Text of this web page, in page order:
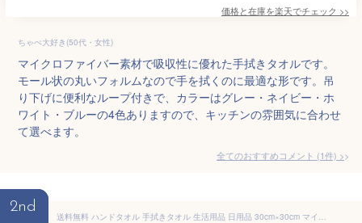
価格と在庫を楽天でチェック >>
ちゃぺ大好き(50代・女性)
マイクロファイバー素材で吸収性に優れた手拭きタオルです。
モール状の丸いフォルムなので手を拭くのに最適な形です。吊
り下げに便利なループ付きで、カラーはグレー・ネイビー・ホ
ワイト・ブルーの4色ありますので、キッチンの雰囲気に合わせ
て選べます。
全てのおすすめコメント (1件) >
2nd
送料無料 ハンドタオル 手拭きタオル 生活用品 日用品 30cm×30cm マイクロファイバー シンプル 無地 タオルハンカチ ミニタオル 正方形 キッチン 洗面所 ギフト 贈り物 贈答品 プレゼント 敬老の日 父の日 母の日 実用的 お返し ネイビー